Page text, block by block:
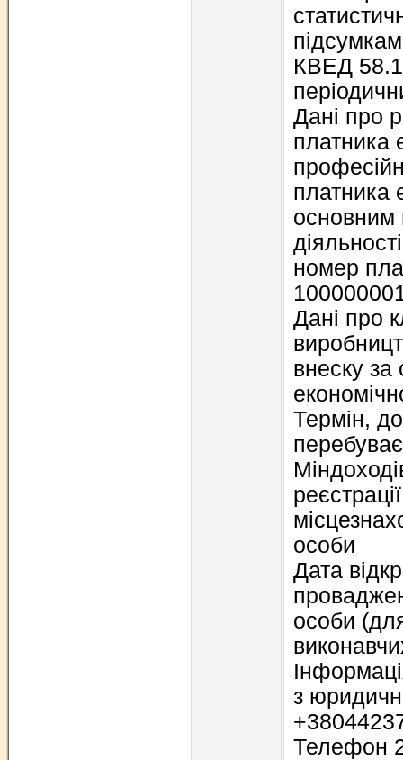
КВЕД
Дані про
платника
платника
основним
номер
Дані про
внеску
Термін,
особи
Дата
особи
з
Телефон